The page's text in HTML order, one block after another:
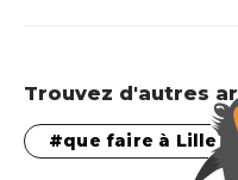
Trouvez d'autres
que faire à Lille